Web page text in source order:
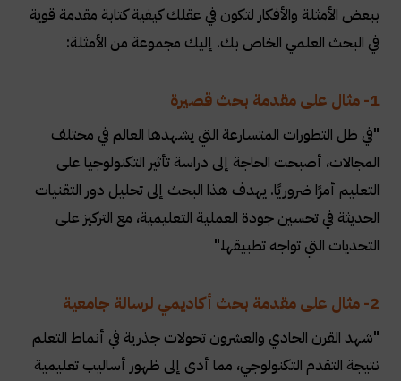
ببعض الأمثلة والأفكار لتكون في عقلك كيفية كتابة مقدمة قوية
في البحث العلمي الخاص بك. إليك مجموعة من الأمثلة:
1- مثال على مقدمة بحث قصيرة
"في ظل التطورات المتسارعة التي يشهدها العالم في مختلف
المجالات، أصبحت الحاجة إلى دراسة تأثير التكنولوجيا على
التعليم أمرًا ضروريًا. يهدف هذا البحث إلى تحليل دور التقنيات
الحديثة في تحسين جودة العملية التعليمية، مع التركيز على
التحديات التي تواجه تطبيقها."
2- مثال على مقدمة بحث أكاديمي لرسالة جامعية
"شهد القرن الحادي والعشرون تحولات جذرية في أنماط التعلم
نتيجة التقدم التكنولوجي، مما أدى إلى ظهور أساليب تعليمية